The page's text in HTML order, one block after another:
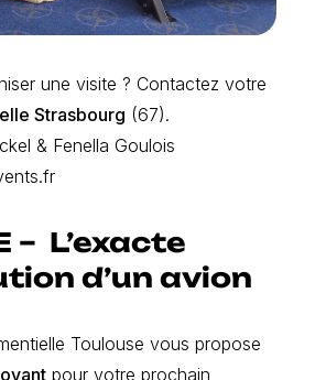
une visite ? Contactez votre
Strasbourg (67).
& Fenella Goulois
– L’exacte
d’un avion
Toulouse vous propose
pour votre prochain